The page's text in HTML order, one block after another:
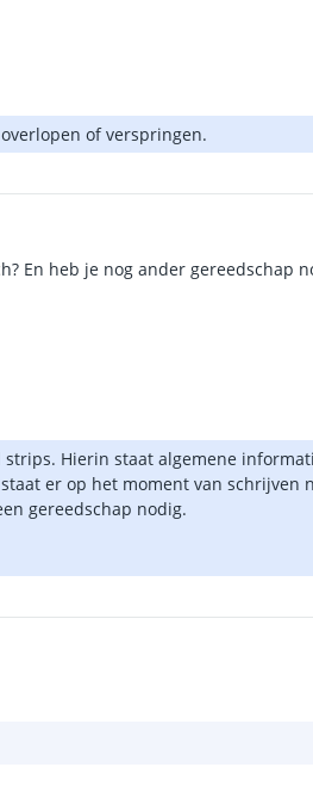
of verspringen.
En heb je nog ander gereedschap
Hierin staat algemene
er op het moment van schrijven
gereedschap nodig.